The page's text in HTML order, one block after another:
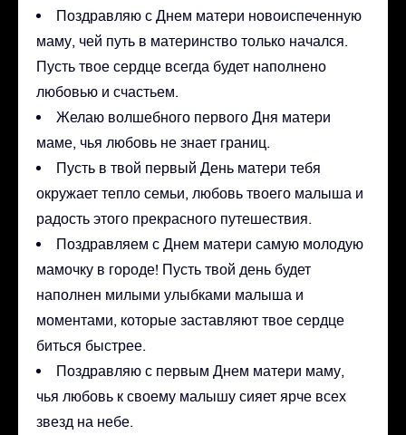
Поздравляю с Днем матери новоиспеченную
маму, чей путь в материнство только начался.
Пусть твое сердце всегда будет наполнено
любовью и счастьем.
Желаю волшебного первого Дня матери
маме, чья любовь не знает границ.
Пусть в твой первый День матери тебя
окружает тепло семьи, любовь твоего малыша и
радость этого прекрасного путешествия.
Поздравляем с Днем матери самую молодую
мамочку в городе! Пусть твой день будет
наполнен милыми улыбками малыша и
моментами, которые заставляют твое сердце
биться быстрее.
Поздравляю с первым Днем матери маму,
чья любовь к своему малышу сияет ярче всех
звезд на небе.